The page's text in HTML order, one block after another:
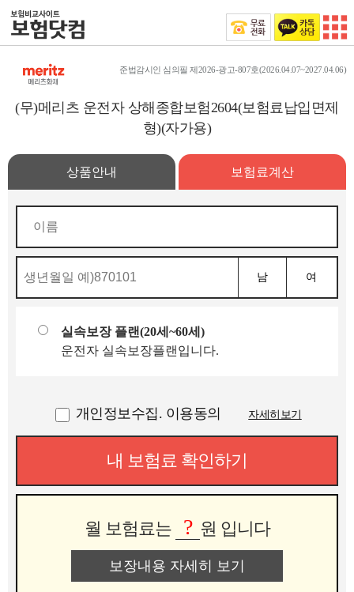
준법감시인 심의필 제2026-광고-807호(2026.04.07~2027.04.06)
(무)메리츠 운전자 상해종합보험2604(보험료납입면제
형)(자가용)
상품안내 보험료계산
남 여
실속보장 플랜(20세~60세)
운전자 실속보장플랜입니다.
개인정보수집. 이용동의 자세히보기
내 보험료 확인하기
월 보험료는 ? 원 입니다
보장내용 자세히 보기